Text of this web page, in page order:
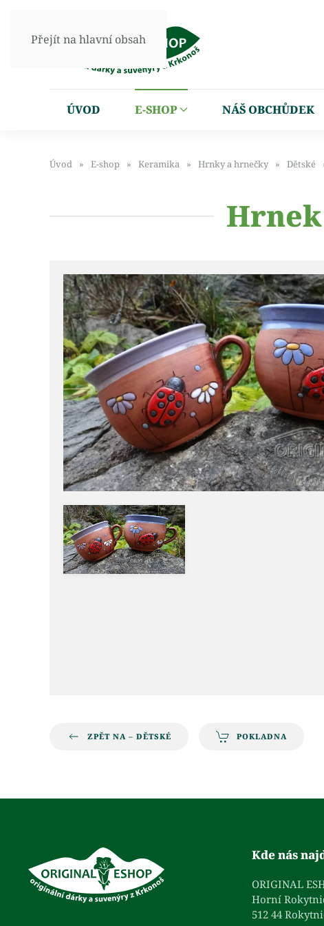
Přejít na hlavní obsah
ÚVOD E-SHOP NÁŠ OBCHŮDEK
Úvod E-shop Keramika Hrnky a hrnečky Dětské
ZPĚT NA – DĚTSKÉ POKLADNA
Kde nás
ORIGINAL
Horní
512 44